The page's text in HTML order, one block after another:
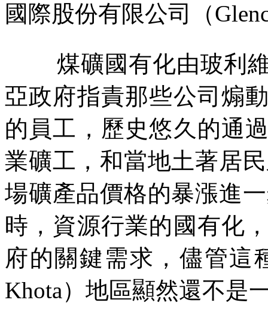
國際股份有限公司（
煤礦國有化由玻利
亞政府指責那些公司煽
的員工，歷史悠久的通
業礦工，和當地土著居
場礦產品價格的暴漲進
時，資源行業的國有化
府的關鍵需求，儘管這
Khota）地區顯然還不是